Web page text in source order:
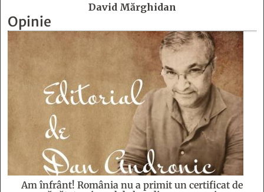
David Mărghidan
Opinie
Am înfrânt! România nu a primit un certificat de